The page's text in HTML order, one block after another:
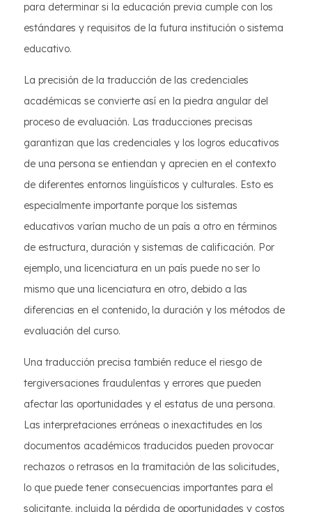
para determinar si la educación previa cumple con los
estándares y requisitos de la futura institución o sistema
educativo.
La precisión de la traducción de las credenciales
académicas se convierte así en la piedra angular del
proceso de evaluación. Las traducciones precisas
garantizan que las credenciales y los logros educativos
de una persona se entiendan y aprecien en el contexto
de diferentes entornos lingüísticos y culturales. Esto es
especialmente importante porque los sistemas
educativos varían mucho de un país a otro en términos
de estructura, duración y sistemas de calificación. Por
ejemplo, una licenciatura en un país puede no ser lo
mismo que una licenciatura en otro, debido a las
diferencias en el contenido, la duración y los métodos de
evaluación del curso.
Una traducción precisa también reduce el riesgo de
tergiversaciones fraudulentas y errores que pueden
afectar las oportunidades y el estatus de una persona.
Las interpretaciones erróneas o inexactitudes en los
documentos académicos traducidos pueden provocar
rechazos o retrasos en la tramitación de las solicitudes,
lo que puede tener consecuencias importantes para el
solicitante, incluida la pérdida de oportunidades y costos